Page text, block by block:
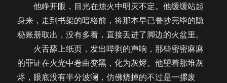
他睁开眼，目光在烛火中明灭不定。他缓缓站起
身来，走到书架的暗格前，将那本早已誊抄完毕的隐
秘账册取出，没有多看，直接丢进了脚边的火盆里。
火舌舔上纸页，发出哔剥的声响，那些密密麻麻
的罪证在火光中卷曲变黑，化为灰烬。他望着那堆灰
烬，眼底没有半分波澜，仿佛烧掉的不过是一摞废